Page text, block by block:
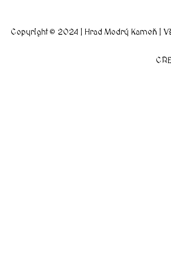
Copyright © 2024 | Hrad Modrý Kameň |